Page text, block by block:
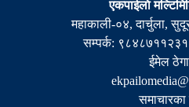
एकपाईलाे
महाकाली-०४, दार्चुला,
सम्पर्क:
ईमेल
समाचारका